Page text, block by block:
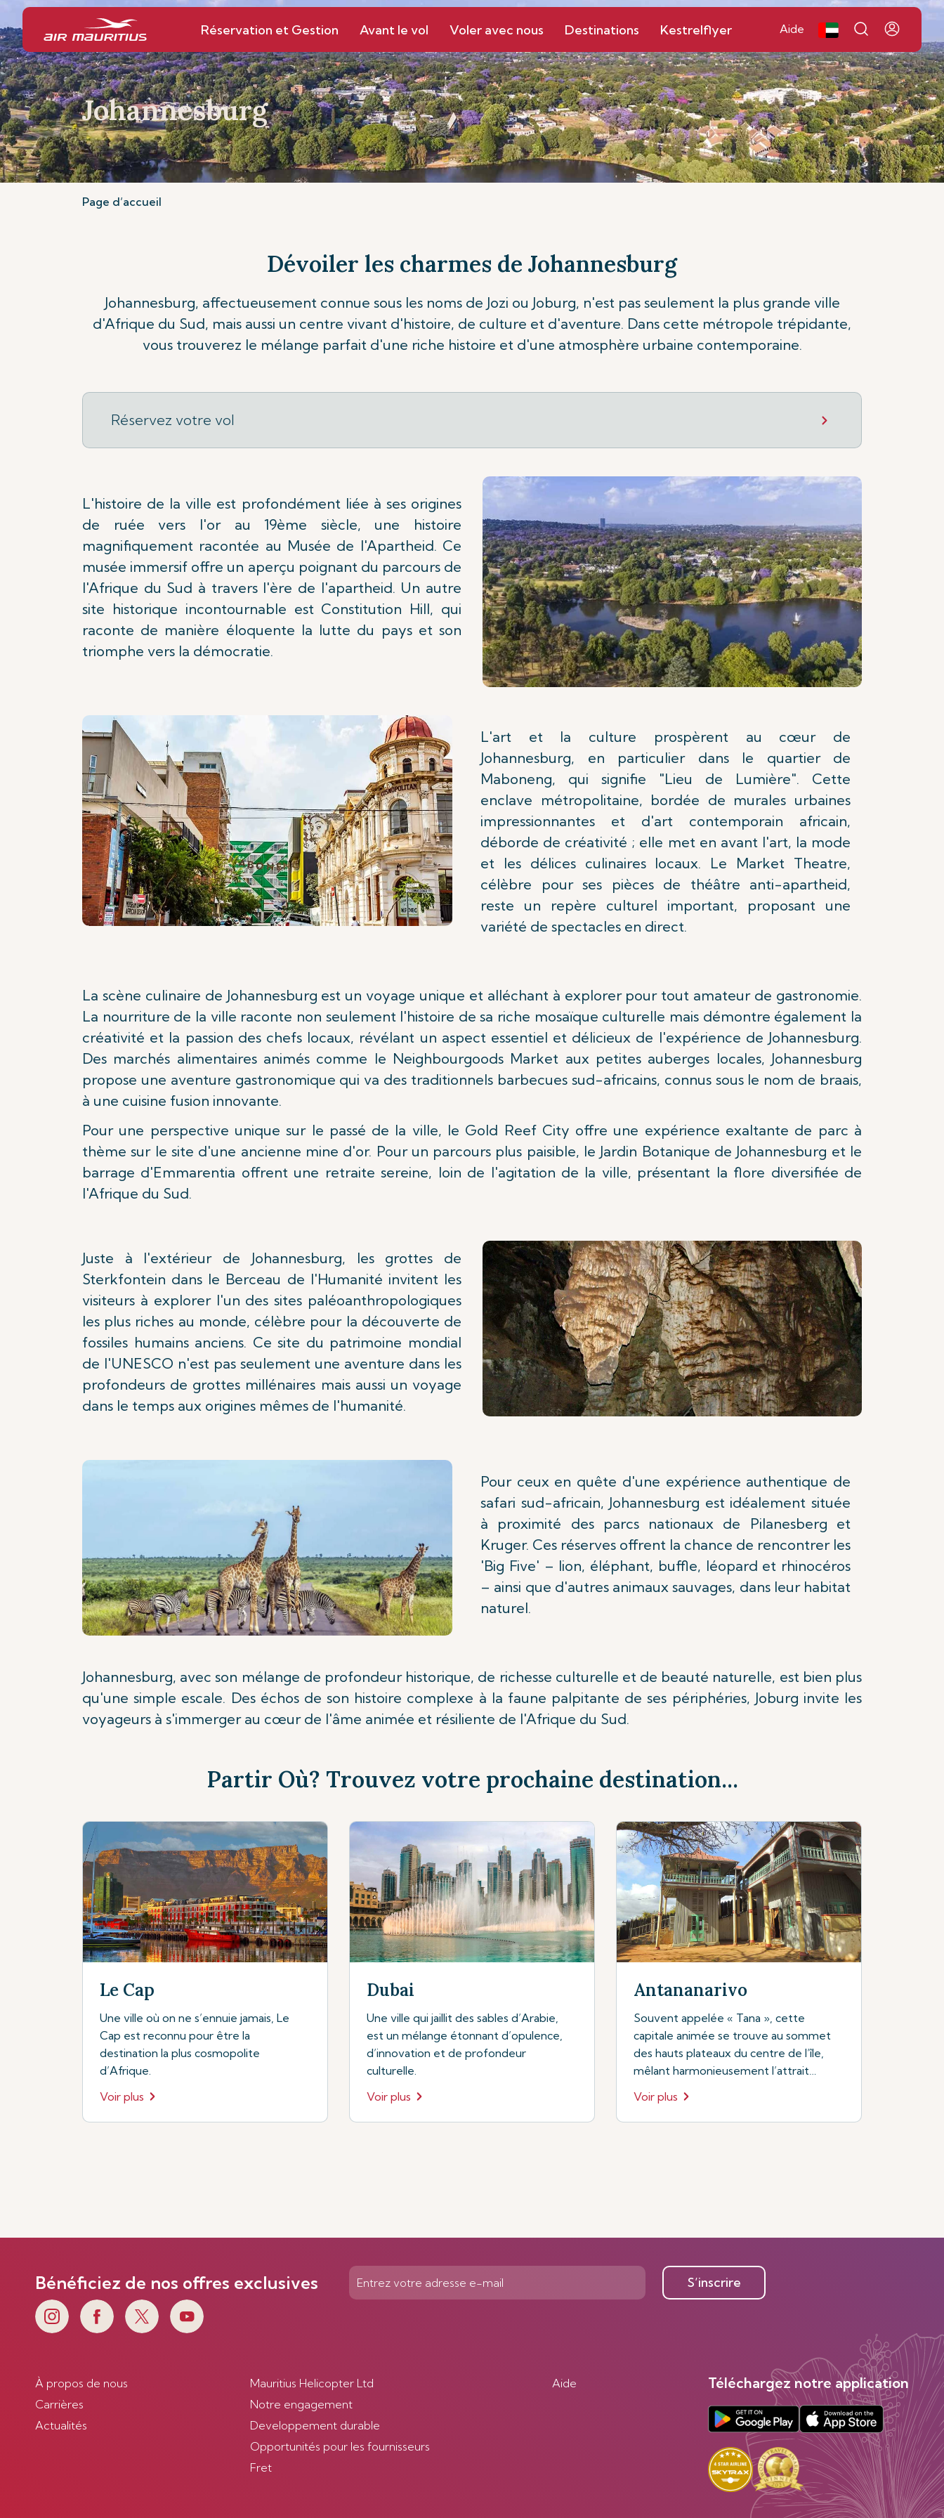
Réservation et Gestion Avant le vol Voler avec nous Destinations Kestrelflyer Aide
Johannesburg
Page d’accueil
Dévoiler les charmes de Johannesburg
Johannesburg, affectueusement connue sous les noms de Jozi ou Joburg, n'est pas seulement la plus grande ville
d'Afrique du Sud, mais aussi un centre vivant d'histoire, de culture et d'aventure. Dans cette métropole trépidante,
vous trouverez le mélange parfait d'une riche histoire et d'une atmosphère urbaine contemporaine.
Réservez votre vol
L'histoire de la ville est profondément liée à ses origines
de ruée vers l'or au 19ème siècle, une histoire
magnifiquement racontée au Musée de l'Apartheid. Ce
musée immersif offre un aperçu poignant du parcours de
l'Afrique du Sud à travers l'ère de l'apartheid. Un autre
site historique incontournable est Constitution Hill, qui
raconte de manière éloquente la lutte du pays et son
triomphe vers la démocratie.
L'art et la culture prospèrent au cœur de
Johannesburg, en particulier dans le quartier de
Maboneng, qui signifie "Lieu de Lumière". Cette
enclave métropolitaine, bordée de murales urbaines
impressionnantes et d'art contemporain africain,
déborde de créativité ; elle met en avant l'art, la mode
et les délices culinaires locaux. Le Market Theatre,
célèbre pour ses pièces de théâtre anti-apartheid,
reste un repère culturel important, proposant une
variété de spectacles en direct.
La scène culinaire de Johannesburg est un voyage unique et alléchant à explorer pour tout amateur de gastronomie.
La nourriture de la ville raconte non seulement l'histoire de sa riche mosaïque culturelle mais démontre également la
créativité et la passion des chefs locaux, révélant un aspect essentiel et délicieux de l'expérience de Johannesburg.
Des marchés alimentaires animés comme le Neighbourgoods Market aux petites auberges locales, Johannesburg
propose une aventure gastronomique qui va des traditionnels barbecues sud-africains, connus sous le nom de braais,
à une cuisine fusion innovante.
Pour une perspective unique sur le passé de la ville, le Gold Reef City offre une expérience exaltante de parc à
thème sur le site d'une ancienne mine d'or. Pour un parcours plus paisible, le Jardin Botanique de Johannesburg et le
barrage d'Emmarentia offrent une retraite sereine, loin de l'agitation de la ville, présentant la flore diversifiée de
l'Afrique du Sud.
Juste à l'extérieur de Johannesburg, les grottes de
Sterkfontein dans le Berceau de l'Humanité invitent les
visiteurs à explorer l'un des sites paléoanthropologiques
les plus riches au monde, célèbre pour la découverte de
fossiles humains anciens. Ce site du patrimoine mondial
de l'UNESCO n'est pas seulement une aventure dans les
profondeurs de grottes millénaires mais aussi un voyage
dans le temps aux origines mêmes de l'humanité.
Pour ceux en quête d'une expérience authentique de
safari sud-africain, Johannesburg est idéalement située
à proximité des parcs nationaux de Pilanesberg et
Kruger. Ces réserves offrent la chance de rencontrer les
'Big Five' – lion, éléphant, buffle, léopard et rhinocéros
– ainsi que d'autres animaux sauvages, dans leur habitat
naturel.
Johannesburg, avec son mélange de profondeur historique, de richesse culturelle et de beauté naturelle, est bien plus
qu'une simple escale. Des échos de son histoire complexe à la faune palpitante de ses périphéries, Joburg invite les
voyageurs à s'immerger au cœur de l'âme animée et résiliente de l'Afrique du Sud.
Partir Où? Trouvez votre prochaine destination...
Le Cap
Une ville où on ne s’ennuie jamais, Le
Cap est reconnu pour être la
destination la plus cosmopolite
d’Afrique.
Voir plus
Dubai
Une ville qui jaillit des sables d’Arabie,
est un mélange étonnant d’opulence,
d’innovation et de profondeur
culturelle.
Voir plus
Antananarivo
Souvent appelée « Tana », cette
capitale animée se trouve au sommet
des hauts plateaux du centre de l’île,
mêlant harmonieusement l’attrait
pouls animé de la vie urbaine
contemporaine.
Voir plus
Bénéficiez de nos offres exclusives S’inscrire
À propos de nous
Carrières
Actualités
Mauritius Helicopter Ltd
Notre engagement
Developpement durable
Opportunités pour les fournisseurs
Fret
Aide Téléchargez notre application